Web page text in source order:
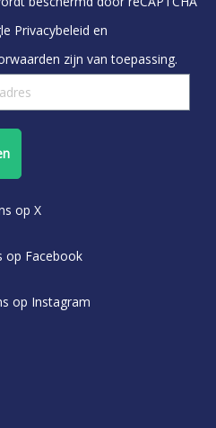
Privacybeleid en
zijn van toepassing.
op X
op Facebook
op Instagram